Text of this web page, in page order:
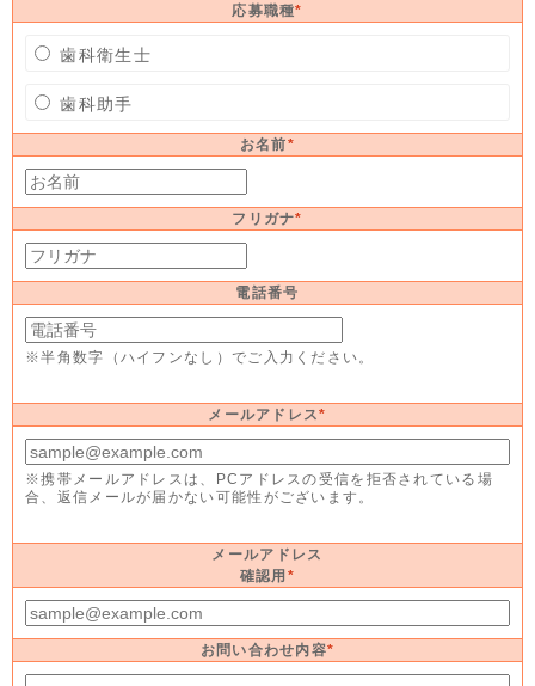
応募職種*
歯科衛生士
歯科助手
お名前*
フリガナ*
電話番号
※半角数字（ハイフンなし）でご入力ください。
メールアドレス*
※携帯メールアドレスは、PCアドレスの受信を拒否されている場
合、返信メールが届かない可能性がございます。
メールアドレス
確認用 *
お問い合わせ内容*